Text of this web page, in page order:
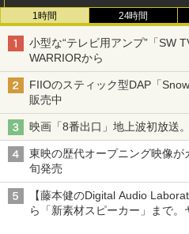
1時間 24時間
小型な“テレビ用アンプ”「SW
WARRIORから
FIIOのスティック型DAP「
販売中
映画「8番出口」地上波初放送
東映の歴代オープニング映像
旬発売
【藤本健のDigital Audio
ら「新素材スピーカー」まで